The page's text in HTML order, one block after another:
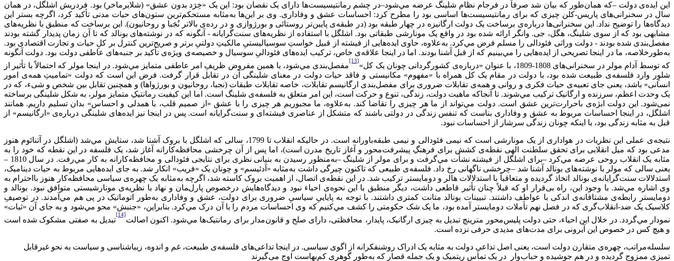
این ایده‌ی دولت –که همان‌طور که بیان شد صرفاً در فرجام نظام شلینگ عرضه مي‌‌شود–در چشم رمانتیسیست‌ها دارای یک نقصان بود: این یک «خِرَد بدون عشق» (شلایرماخر) بود. فردریش اشلگل، در همان
سال در سخنرانی‌های پاریس-کلن چیزی که برای رمانتیسیست‌ها اساسی بود را مطرح کرد: احساسات عشق و وفاداری. وی بر این‌ها به‌مثابه مستحکم‌ترین ستون‌های حیات مدنی تأکید کرد، اگرچه بستر این
دیدگاه‌ها را توضیح نداد. این سخنرانی‌ها درباره‌ی برساخت یک دولت ارگانیزه در چهار طبقه بود (در طبقه‌ی پایین‌تر روستائی و بورژوازی و در رده‌ی بالاتر نُجَبا و روحانیون). این برساخت که منطبق با نظریه‌‌های
مشابهی بود که از سوی شلینگ، هگل، جی. وانگر ارائه شده بود در واقع یک مونارشی طبقاتی بود. اشلگل با استفاده از نظریه‌های سنت‌گرایانه - آنگونه که در نوشته‌های بونالد که تا آن زمان پدیدار گشته بودند
مفصل‌بندی شده بودند - دولت وراثی فئودالی را مسلم فرض مي‌‌کرد. به‌علاوه، حاوی ایده‌هایی از فیشته از قبيل خواستِ سوسیالیستیِ مالکیتِ دولتیِ برتر و صریح‌ترین کنترل بر کلِ حیات و تجارت اقتصادی بود.
به‌طورخلاصه، ما در اینجا تصریحی از ایده‌هایی را مي‌‌بینیم که از قبل آشنا بودند. اما در اینجا علاقه‌ی خاص، ترکیب ایده‌های فئودالیِ سوسیال و خصیصه‌ی ویژه‌ی تأکید بر جنبه‌های عاطفی دولت بود. دولت آنگونه
که توسط آدام مولر در سخنرانی‌های 1808-1809، با عنوان «درباره‌ی کشورگردانی چونان یک کل»
[13]
مفصل‌بندی مي‌‌شود، با همین مفروض ظریفِ امر عاطفی متمایز مي‌‌شود. در اینجا مولر که احتمالاً با تأثیر از
شلوِر وارد فلسفه‌ی طبیعت شده بود، با دولت در مقام یک کل همراه با «مفهوم» مکانیستی و فاقد حیات دولت در معنای شلینگی آن در تقابل قرار گرفت. فرض این است که دولت «تمامیتِ همه‌ی امور
انسانی» باشد، یعنی جای تعبیه‌ی حیات فکری و روانی و همه‌ی تقابلات ضروری برای مفصل‌بندی ارگانیسم تقابلات، خاصه تقابلات طبقات (نجبا، روحانیون و بورژواها) و همچنین تقابل بین شخص و شیء، که در
یک وحدت اعظم، سرزنده و ارگانیک ترکیب مي‌‌شوند. تا آنجاکه ماهیت دولت، زندگی، تنوع و حرکت است، این امر متعلق به فلسفه‌ی شلینگ است. اما این کیفیت رمانتیکِ متمایز مولر، به شکل شلینگی برساخته
نمی‌شود. این دولت ابژه‌ی باحرارت‌ترین عشق است. دولت مي‌‌تواند از ما هر چیزی را تقاضا کند. به‌علاوه، ما مجبوریم هر چیزی را با عشق «از صمیم قلب، با همدلی و احساس» بدان تسلیم داریم. همانند
اشلگل، در اینجا احساسات مربوط به عشق و وفاداری بناست که تنفس زندگی در دولتی باشند که متشکل از عناصری فیشته‌ای و سنت‌گرایانه است. پس در اینجا نیز ایده‌های شلینگی درباره‌ی «ارگانیسم» از
قبل به مثابه زندگی بود، با اینکه چونان زندگی سرشار از احساسات نبود.
نتیجه‌ی عملی این نظریات در هواداری از یک مونارشی است که نیمی فئودالی و نیمی طبقه‌باورانه است. در حالیکه انقلاب تا 1799، سالی که اشلگل با بروک آشنا شد، ستایش مي‌‌شد (اشلگل در آتنائوم هنوز
مدعی بود که میل انقلابی برای تحقق سلطنت الهی نقطه‌ی کشش برای فرهنگِ پیشرفت‌محور و آغاز تاریخ مدرن است)، اما پس از آن چرخشی محافظه‌کارانه آغاز شد، یک فلسفه‌ در این نقطه که خود را به
مثابه یک انقلاب روحی عرضه مي‌‌کرد –برای اشلگل از فیشته نشأت مي‌‌گرفت و برای مولر از شلینگ –به‌منظور رسیدن به بنیانی نظری برای نتایجی فئودالی و محافظه‌کارانه به کار مي‌‌رفت. در سال 1810 –
یعنی سالی که مولر با نوشته‌های بونالد آشنا شد –چرخشی ناگهانی رخ داد. فلسفه‌ی طبیعی که تاکنون چیرگی داشت به‌مثابه «آدئیسم» و چونان یک «فریب» انکار شد. به جای ایده‌هایی مربوط به حیات دینامیک،
استدلالات سنت‌گرایانه‌ی بونالد اتخاذ گردیده و متعاقباً با استدلالات هالر و دومایستر ترکیب شد. در این نقطه‌ی اتصال، از اهمیت بروک کاسته شد، اگرچه به‌مثابه یک چهره‌ی سیاسی محافظه‌کار هنوز بااحترام به
وی اشاره مي‌‌شد. با وجود این، راه بی‌قرار او که قبلاً چنان تأثیر قاطعی داشت، دیگر منطبق با این نحوه‌ی احیاء نبود و دیدگاه‌هایش درخصوص پارلمان و نهاد با نظریه‌ی مونارشیستی متوافق نبود. بونالد و
دومایستر رابطه‌ی مشتاقانه‌ی اندکی با عواطف داشتند. تبیینات بونالد متانت کمتری داشتند. با توجه به پایايیِ سیاسیِ ضروری برای دولت، عشق و وفاداری به‌طور اتوماتیک در پی هم مي‌‌آمدند. در توصیفِ
کلاسیک یک ضد-انقلاب‌گری که در فصل نهم تأملات دومایستر آمده بود، ما یک شک حکومتی را کشف مي‌‌کنیم که وی احساسات مردم را با آن درک مي‌‌کرد. بنابراین، «جنبش» محو مي‌‌شود و به جای آن «ثبات»
نمودار مي‌‌گردد. در خلال این احیاء، حتی دولت پلیس‌محور مترینچ تبدیل به چیزی ارگانیک، پایدار، محافظتی، دارای صلح و قانون‌مدار برای رمانتیک‌ها مي‌‌شود. اکنون اصالت
[14]
تبدیل به صفتی مشکوک شده است
و هیچ کس در خصوص این آیرونی برای مدت‌های مدیدی حرفی نزده است.
سلسله‌مراتب، چهره‌ی متقارن دولت است، یعنی اصل تداعیِ دولت به مثابه یک ادراک روشنفکرانه از اگوی سیاسی. در اینجا تداعی‌های فلسفه‌ی طبیعت، غم و اندوه، زیباشناسی و سیاست به نحو غیرقابل
تمیزی ممزوج گردیده و در هم جوشیده و حباب‌وار در یک تماس ریتمیک و یک جمله قصار که به‌طور گوهری کم‌بهاست اوج می‌‌گیرند